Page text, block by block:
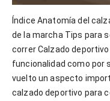
Índice Anatomía del
de la marcha Tips para
correr Calzado
funcionalidad como por
vuelto un aspecto
calzado deportivo para